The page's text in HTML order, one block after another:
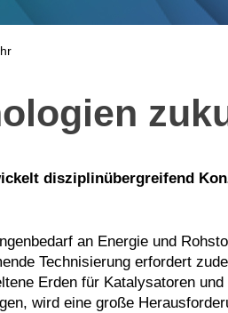
disziplinübergreifend
an Energie und
Technisierung erfordert
Erden für Katalysatoren
wird eine große